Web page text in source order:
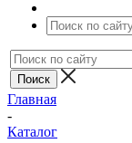
Главная
-
Каталог